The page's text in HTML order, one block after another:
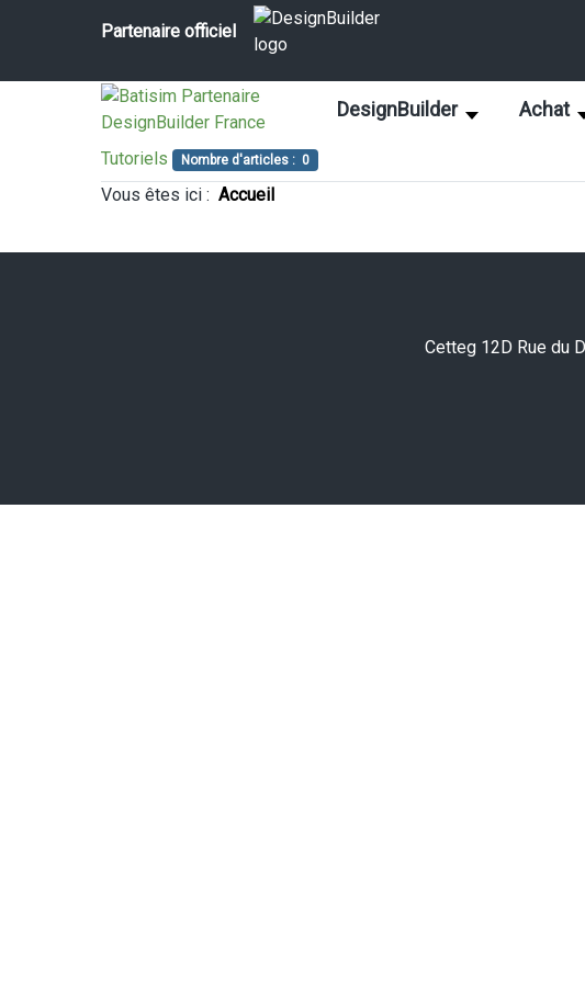
Partenaire officiel
DesignBuilder Achat
Tutoriels Nombre d'articles : 0
Vous êtes ici : Accueil
Cetteg 12D Rue du